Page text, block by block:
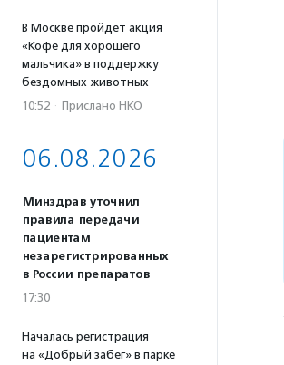
В Москве пройдет акция
«Кофе для хорошего
мальчика» в поддержку
бездомных животных
10:52 · Прислано НКО
06.08.2026
Минздрав уточнил
правила передачи
пациентам
незарегистрированных
в России препаратов
17:30
Началась регистрация
на «Добрый забег» в парке